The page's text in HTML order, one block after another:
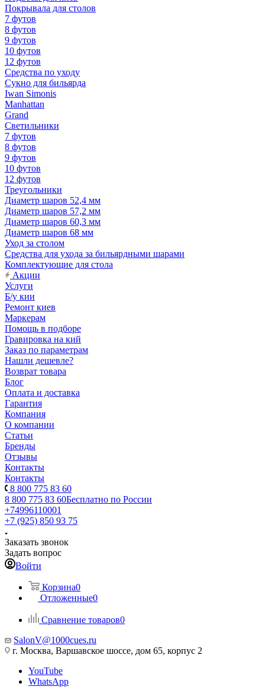
Покрывала для столов
7 футов
8 футов
9 футов
10 футов
12 футов
Средства по уходу
Сукно для бильярда
Iwan Simonis
Manhattan
Grand
Светильники
7 футов
8 футов
9 футов
10 футов
12 футов
Треугольники
Диаметр шаров 52,4 мм
Диаметр шаров 57,2 мм
Диаметр шаров 60,3 мм
Диаметр шаров 68 мм
Уход за столом
Средства для ухода за бильярдными шарами
Комплектующие для стола
Акции
Услуги
Б/у кии
Ремонт киев
Маркерам
Помощь в подборе
Гравировка на кий
Заказ по параметрам
Нашли дешевле?
Возврат товара
Блог
Оплата и доставка
Гарантия
Компания
О компании
Статьи
Бренды
Отзывы
Контакты
Контакты
8 800 775 83 60
8 800 775 83 60Бесплатно по России
+74996110001
+7 (925) 850 93 75
Заказать звонок
Задать вопрос
Войти
Корзина0
Отложенные0
Сравнение товаров0
SalonV@1000cues.ru
г. Москва, Варшавское шоссе, дом 65, корпус 2
YouTube
WhatsApp